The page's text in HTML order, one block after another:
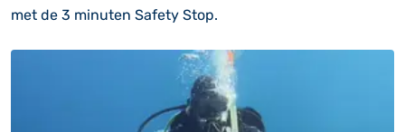
met de 3 minuten Safety Stop.